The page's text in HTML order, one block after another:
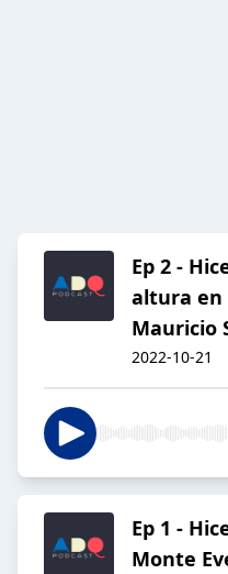
Ep 2 -
altura en
Mauricio
2022-10-21
Ep 1 -
Monte